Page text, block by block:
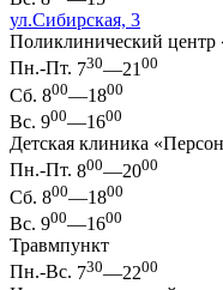
ул.Сибирская, 3
Поликлинический центр
Пн.-Пт. 730—21 00
Сб. 800—1800
Вс. 900—1600
Детская клиника
Пн.-Пт. 800—2000
Сб. 800—1800
Вс. 900—1600
Травмпункт
Пн.-Вс. 730—2200